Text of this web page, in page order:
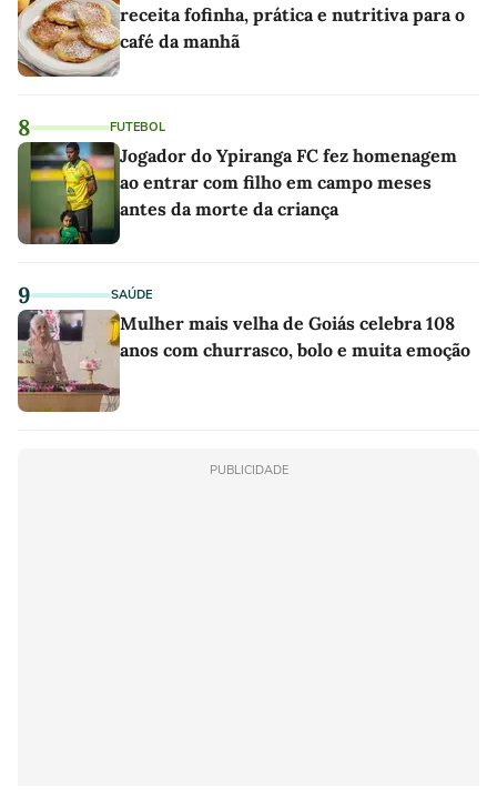
receita fofinha, prática e nutritiva para o
café da manhã
8 FUTEBOL
Jogador do Ypiranga FC fez homenagem
ao entrar com filho em campo meses
antes da morte da criança
9 SAÚDE
Mulher mais velha de Goiás celebra 108
anos com churrasco, bolo e muita emoção
PUBLICIDADE